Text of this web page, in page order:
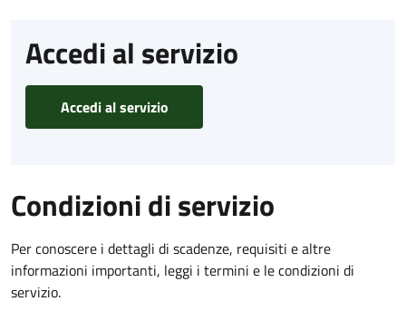
Accedi al servizio
Accedi al servizio
Condizioni di servizio
Per conoscere i dettagli di scadenze, requisiti e altre
informazioni importanti, leggi i termini e le condizioni di
servizio.